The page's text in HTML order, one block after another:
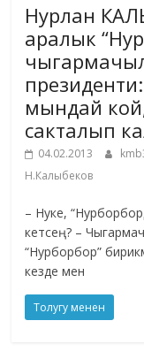
Нурлан
аралык
мындай
сакталып
04.02.2013
Н.Калыбеков
– Нуке,
кетсең? –
“Нурборбор”
кезде мен
Толугу менен